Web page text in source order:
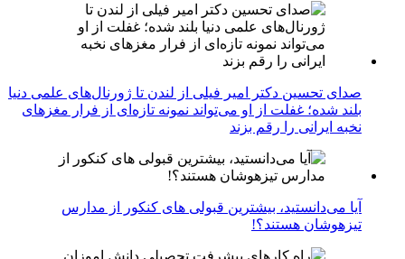
صدای تحسین دکتر امیر فیلی از لندن تا ژورنال‌های علمی دنیا
بلند شده؛ غفلت از او می‌تواند نمونه تازه‌ای از فرار مغزهای
نخبه ایرانی را رقم بزند
آیا می‌دانستید، بیشترین قبولی های کنکور از مدارس
تیزهوشان هستند؟!